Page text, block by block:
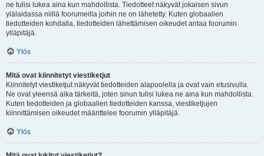
ne tulisi lukea aina kun mahdollista. Tiedotteet näkyvät jokaisen sivun
ylälaidassa niillä foorumeilla joihin ne on lähetetty. Kuten globaalien
tiedotteiden kohdalla, tiedotteiden lähettämisen oikeudet antaa foorumin
ylläpitäjä.
Ylös
Mitä ovat kiinnitetyt viestiketjut
Kiinnitetyt viestiketjut näkyvät tiedotteiden alapuolella ja ovat vain etusivulla.
Ne ovat yleensä aika tärkeitä, joten sinun tulisi lukea ne aina kun mahdollista.
Kuten tiedotteiden ja globaalien tiedotteiden kanssa, viestiketjujen
kiinnittämisen oikeudet määrittelee foorumin ylläpitäjä.
Ylös